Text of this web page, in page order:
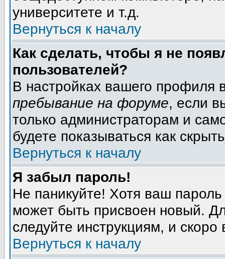
университете и т.д.
Вернуться к началу
Как сделать, чтобы я не
пользователей?
В настройках вашего
пребывание на форуме, если
только администраторам и
будете показываться как
Вернуться к началу
Я забыл пароль!
Не паникуйте! Хотя ваш
может быть присвоен новый.
следуйте инструкциям, и
Вернуться к началу